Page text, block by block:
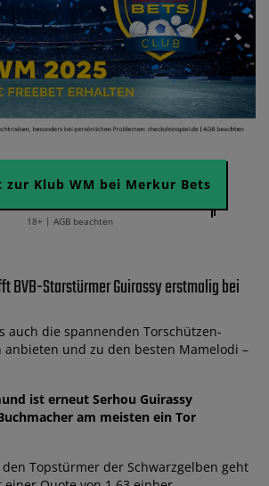
zur Klub WM bei Merkur Bets
18+ | AGB beachten
BVB-Starstürmer Guirassy erstmalig bei
auch die spannenden Torschützen-
anbieten und zu den besten Mamelodi –
ist erneut Serhou Guirassy
am meisten ein Tor
Topstürmer der Schwarzgelben geht